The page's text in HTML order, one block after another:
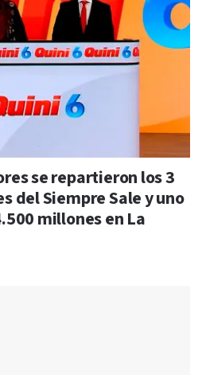
se repartieron los 3
del Siempre Sale y uno
millones en La